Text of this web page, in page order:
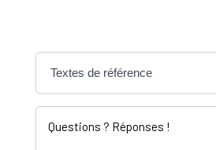
Textes de référence
Questions ? Réponses !